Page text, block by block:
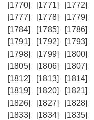
[1770]
[1771] [1772]
[1777]
[1778] [1779]
[1784]
[1785] [1786]
[1791]
[1792] [1793]
[1798]
[1799] [1800]
[1805]
[1806] [1807]
[1812]
[1813] [1814]
[1819]
[1820] [1821]
[1826]
[1827] [1828]
[1833]
[1834] [1835]